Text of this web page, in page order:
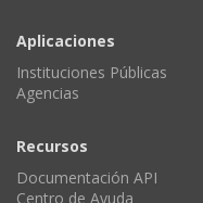
Aplicaciones
Instituciones Públicas
Agencias
Recursos
Documentación API
Centro de Ayuda